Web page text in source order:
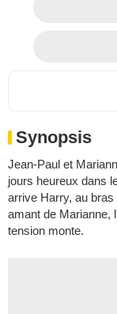
Synopsis
Jean-Paul et
jours heureux dans
arrive Harry, au
amant de Marianne,
tension monte.